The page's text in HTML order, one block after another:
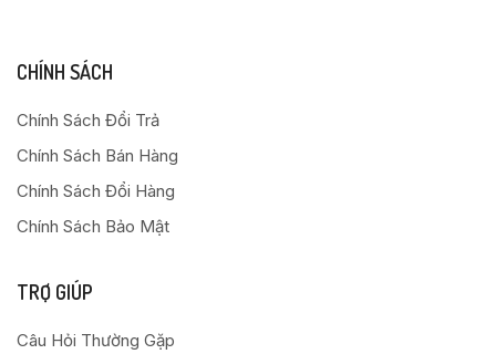
CHÍNH SÁCH
Chính Sách Đổi Trả
Chính Sách Bán Hàng
Chính Sách Đổi Hàng
Chính Sách Bảo Mật
TRỢ GIÚP
Câu Hỏi Thường Gặp